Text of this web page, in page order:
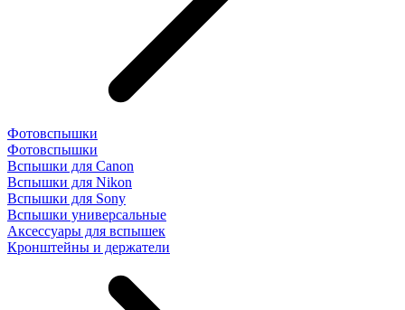
Фотовспышки
Фотовспышки
Вспышки для Canon
Вспышки для Nikon
Вспышки для Sony
Вспышки универсальные
Аксесcуары для вспышек
Кронштейны и держатели